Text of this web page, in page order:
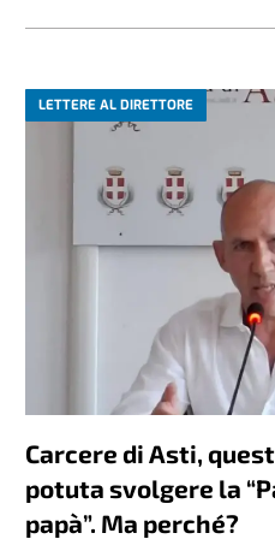
LETTERE AL DIRETTORE
Carcere di Asti,
potuta svolgere la
papà”. Ma perché?